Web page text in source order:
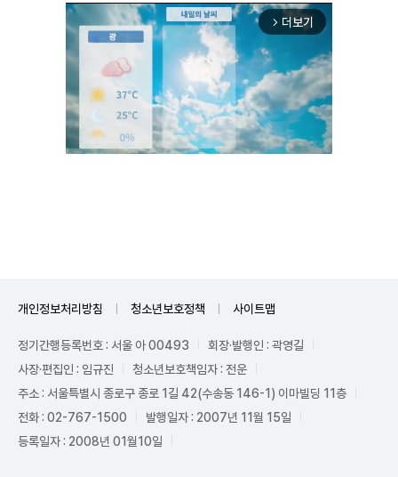
arrow_forward_ios 더보기
개인정보처리방침 청소년보호정책 사이트맵
정기간행등록번호 : 서울 아 00493
회장·발행인 : 곽영길
사장·편집인 : 임규진
청소년보호책임자 : 전운
주소 : 서울특별시 종로구 종로 1길 42(수송동 146-1) 이마빌딩 11층
전화 : 02-767-1500
발행일자 : 2007년 11월 15일
등록일자 : 2008년 01월10일